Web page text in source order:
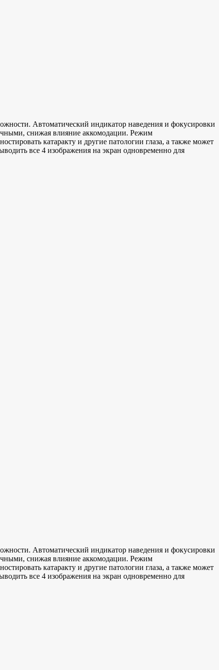
Автоматический индикатор наведения и фокусировки
снижая влияние аккомодации. Режим
катаракту и другие патологии глаза, а также может
все 4 изображения на экран одновременно для
Автоматический индикатор наведения и фокусировки
снижая влияние аккомодации. Режим
катаракту и другие патологии глаза, а также может
все 4 изображения на экран одновременно для